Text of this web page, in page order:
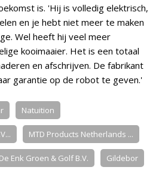
is. 'Hij is volledig elektrisch,
en je hebt niet meer te maken
Wel heeft hij veel meer
kooimaaier. Het is een totaal
en afschrijven. De fabrikant
garantie op de robot te geven.'
Natuition
MTD Products Netherlands ...
De Enk Groen & Golf B.V. Gildebor